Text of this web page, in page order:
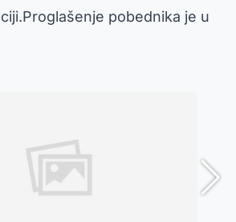
pobednika je u